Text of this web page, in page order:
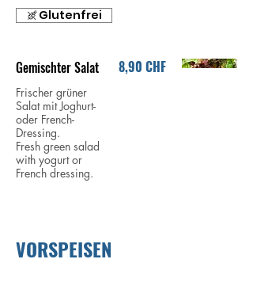
Glutenfrei
Gemischter Salat
Frischer grüner
Salat mit Joghurt-
oder French-
Dressing.
Fresh green salad
with yogurt or
French dressing.
8,90 CHF
VORSPEISEN